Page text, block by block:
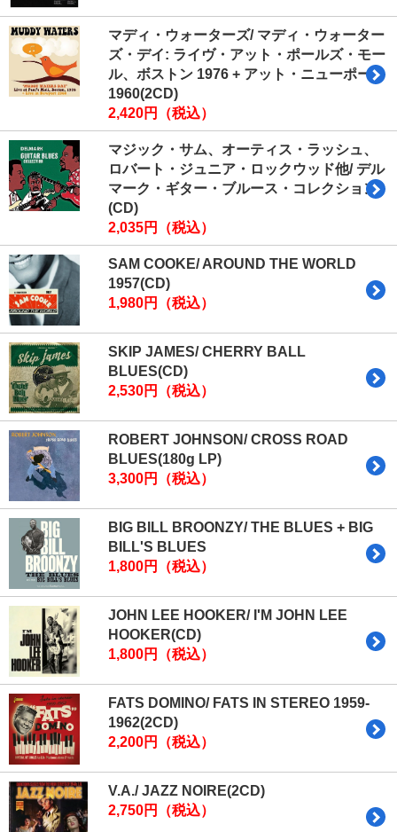
マディ・ウォーターズ/ マディ・ウォーター
ズ・デイ: ライヴ・アット・ポールズ・モー
ル、ボストン 1976 + アット・ニューポート
1960(2CD)
2,420円（税込）
マジック・サム、オーティス・ラッシュ、
ロバート・ジュニア・ロックウッド他/ デル
マーク・ギター・ブルース・コレクション
(CD)
2,035円（税込）
SAM COOKE/ AROUND THE WORLD
1957(CD)
1,980円（税込）
SKIP JAMES/ CHERRY BALL
BLUES(CD)
2,530円（税込）
ROBERT JOHNSON/ CROSS ROAD
BLUES(180g LP)
3,300円（税込）
BIG BILL BROONZY/ THE BLUES + BIG
BILL'S BLUES
1,800円（税込）
JOHN LEE HOOKER/ I'M JOHN LEE
HOOKER(CD)
1,800円（税込）
FATS DOMINO/ FATS IN STEREO 1959-
1962(2CD)
2,200円（税込）
V.A./ JAZZ NOIRE(2CD)
2,750円（税込）